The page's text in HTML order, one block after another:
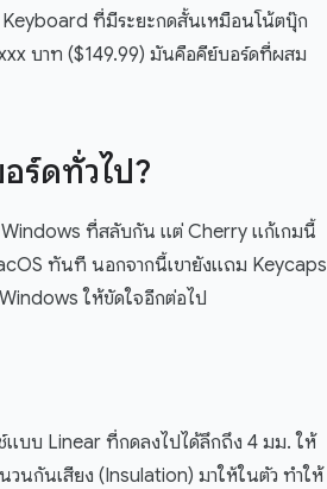
ที่มีระยะกดสั้นเหมือนโน้ตบุ๊ก
บาท ($149.99) มันคือคีย์บอร์ดที่ผสม
ร์ดทั่วไป?
ที่สลับกัน แต่ Cherry แก้เกมนี้
ทันที นอกจากนี้เขายังแถม Keycaps
ให้ขัดใจอีกต่อไป
แบบ Linear ที่กดลงไปได้ลึกถึง 4 มม. ให้
นกันเสียง (Insulation) มาให้ในตัว ทำให้